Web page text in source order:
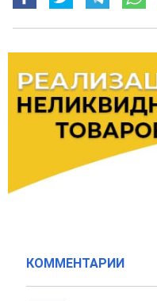
КОММЕНТАРИИ